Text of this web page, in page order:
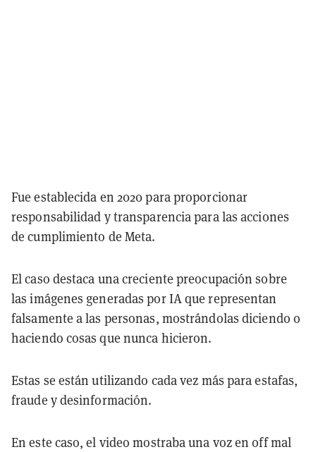
Fue establecida en 2020 para proporcionar
responsabilidad y transparencia para las acciones
de cumplimiento de Meta.
El caso destaca una creciente preocupación sobre
las imágenes generadas por IA que representan
falsamente a las personas, mostrándolas diciendo o
haciendo cosas que nunca hicieron.
Estas se están utilizando cada vez más para estafas,
fraude y desinformación.
En este caso, el video mostraba una voz en off mal